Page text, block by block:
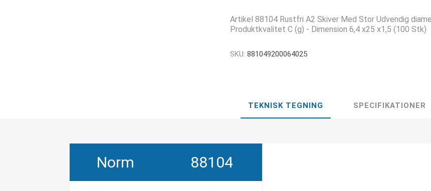
Artikel 88104 Rustfri A2 Skiver Med Stor Udvendig
Produktkvalitet C (g) - Dimension 6,4 x25 x1,5 (100 Stk)
SKU: 881049200064025
TEKNISK TEGNING SPECIFIKATIONER
Norm 88104